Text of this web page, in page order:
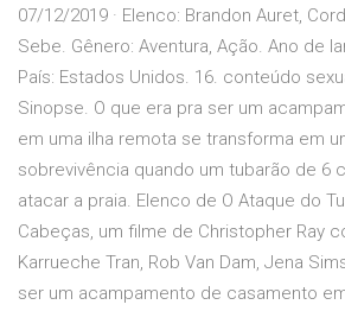
07/12/2019 · Elenco: Brandon Auret,
Sebe. Gênero: Aventura, Ação. Ano de
País: Estados Unidos. 16. conteúdo
Sinopse. O que era pra ser um
em uma ilha remota se transforma em
sobrevivência quando um tubarão de 6
atacar a praia. Elenco de O Ataque do
Cabeças, um filme de Christopher Ray
Karrueche Tran, Rob Van Dam, Jena
ser um acampamento de casamento